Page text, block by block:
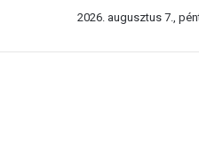
2026. augusztus 7.,